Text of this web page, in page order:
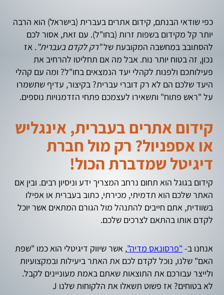
כפי שודאי הבנתם, קידום אתרים בעברית (בישראל) הוא הרבה
יותר קל מקידום בשפות זרות (בחו"ל). עם זאת, אסור לכם
להסתובב במחשבה המקובעת של"רק לקדם בעברית". אז
נכון, זה בטוח יותר נוח. אבל מה אם תחליטו להרחיב את
פעילותכם ולפנות לקהלי יעד הנמצאים בחו"ל? ומה עם קהלי
היעד שלכם הם לא רק דוברי עברית? בקיצור, עדיף שתשמרו
על "ראש פתוח" ותשאירו לעצמכם פתחי הזדמנויות נוספים.
קידום אתרים בעברית, אינגליש
או אספניול? רק מול חברת
דיגיטל שמדברת הכול!
קידום בגוגל הוא תחום נרחב המצריך ידע וניסיון רבים. ובין אם
האתר שלכם הוא תדמיתי, מכירתי, כתוב בעברית או אפילו
בשוודית, אתם חייבים להתנהל מול הגורם המתאים אשר יוכל
לקדם אותו בהתאם לצרכים שלכם.
אנחנו ב- "פרסונאס מדיה", אשר שיווק דיגיטלי הוא כמו "שפת
האם" שלנו, נוכל לקדם לכם את האתר ביעילות ובמקצועיות
ולייצר עבורכם את התוצאות שאתם באמת מעוניינים לקבל.
לא בטוחים? אז פשוט תשאלו את הלקוחות שלנו J